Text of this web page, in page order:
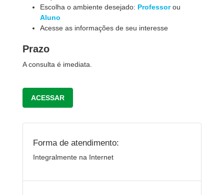
Escolha o ambiente desejado: Professorou
Aluno
Acesse as informações de seu interesse
Prazo
A consulta é imediata.
ACESSAR
Forma de atendimento:
Integralmente na Internet